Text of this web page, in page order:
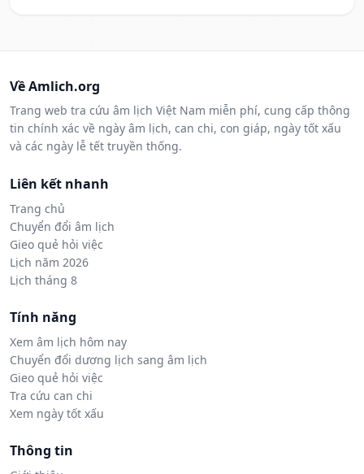
Về Amlich.org
Trang web tra cứu âm lịch Việt Nam miễn phí, cung cấp thông
tin chính xác về ngày âm lịch, can chi, con giáp, ngày tốt xấu
và các ngày lễ tết truyền thống.
Liên kết nhanh
Trang chủ
Chuyển đổi âm lịch
Gieo quẻ hỏi việc
Lịch năm 2026
Lịch tháng 8
Tính năng
Xem âm lịch hôm nay
Chuyển đổi dương lịch sang âm lịch
Gieo quẻ hỏi việc
Tra cứu can chi
Xem ngày tốt xấu
Thông tin